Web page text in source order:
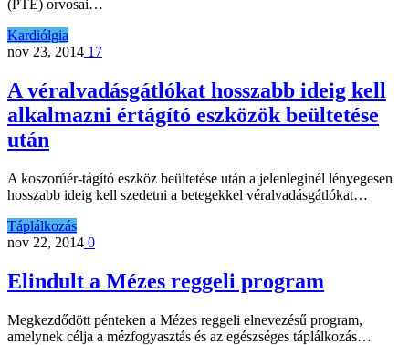
(PTE) orvosai…
Kardiólgia
nov 23, 2014 17
A véralvadásgátlókat hosszabb ideig kell
alkalmazni értágító eszközök beültetése
után
A koszorúér-tágító eszköz beültetése után a jelenleginél lényegesen
hosszabb ideig kell szedetni a betegekkel véralvadásgátlókat…
Táplálkozás
nov 22, 2014 0
Elindult a Mézes reggeli program
Megkezdődött pénteken a Mézes reggeli elnevezésű program,
amelynek célja a mézfogyasztás és az egészséges táplálkozás…